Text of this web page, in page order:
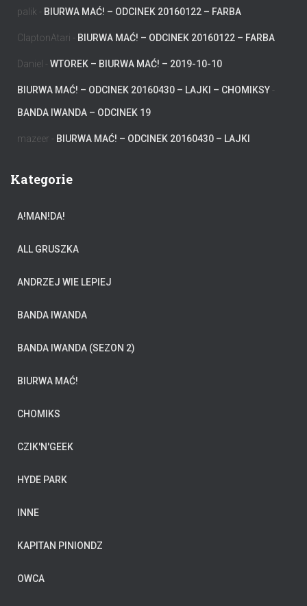
palik - BIURWA MAĆ! – ODCINEK 20160122 – FARBA
ClaptonAtari - BIURWA MAĆ! – ODCINEK 20160122 – FARBA
Daniel - WTOREK – BIURWA MAĆ! – 2019-10-10
BIURWA MAĆ! – ODCINEK 20160430 – LAJKI – CHOMIKSY -
BANDA IWANDA – ODCINEK 19
mazeer - BIURWA MAĆ! – ODCINEK 20160430 – LAJKI
Kategorie
A!MAN!DA!
ALL GRUSZKA
ANDRZEJ WIE LEPIEJ
BANDA IWANDA
BANDA IWANDA (SEZON 2)
BIURWA MAĆ!
CHOMIKS
CZIK'N'GEEK
HYDE PARK
INNE
KAPITAN PINIONDZ
OWCA